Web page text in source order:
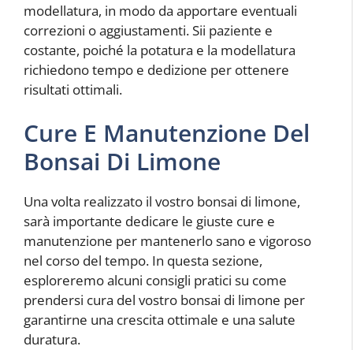
modellatura, in modo da apportare eventuali
correzioni o aggiustamenti. Sii paziente e
costante, poiché la potatura e la modellatura
richiedono tempo e dedizione per ottenere
risultati ottimali.
Cure E Manutenzione Del
Bonsai Di Limone
Una volta realizzato il vostro bonsai di limone,
sarà importante dedicare le giuste cure e
manutenzione per mantenerlo sano e vigoroso
nel corso del tempo. In questa sezione,
esploreremo alcuni consigli pratici su come
prendersi cura del vostro bonsai di limone per
garantirne una crescita ottimale e una salute
duratura.